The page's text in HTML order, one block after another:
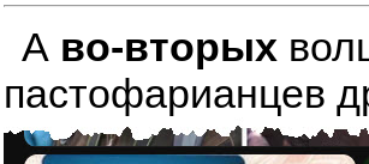
А во-вторых
пастофарианцев